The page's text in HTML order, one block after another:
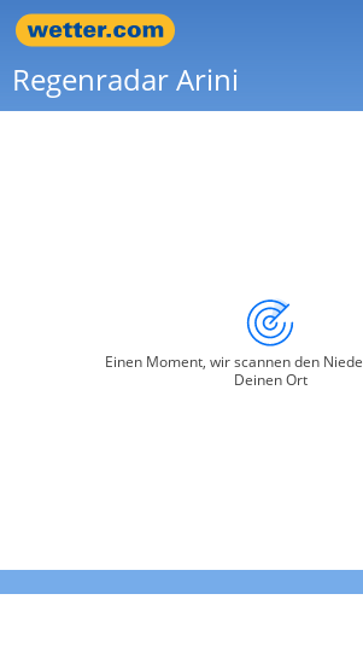
Regenradar Arini
Einen Moment, wir scannen den
Deinen Ort